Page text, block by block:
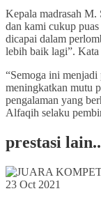
Kepala madrasah
dan kami cukup
dicapai dalam
lebih baik lagi”. Kata
“Semoga ini
meningkatkan mutu
pengalaman yang
Alfaqih selaku
prestasi
23 Oct 2021